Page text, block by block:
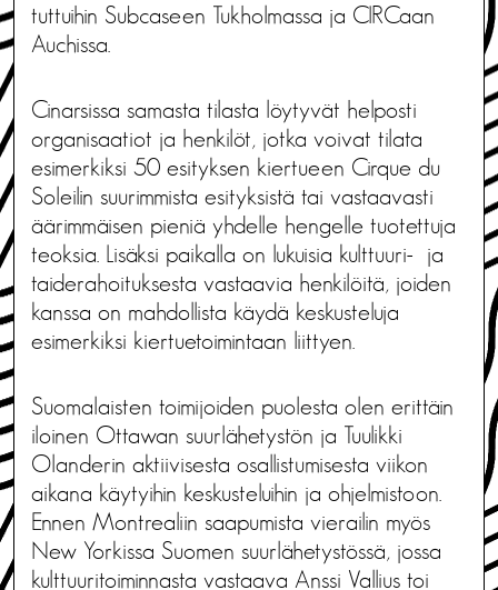
tuttuihin Subcaseen Tukholmassa ja CIRCaan
Auchissa.
Cinarsissa samasta tilasta löytyvät helposti
organisaatiot ja henkilöt, jotka voivat tilata
esimerkiksi 50 esityksen kiertueen Cirque du
Soleilin suurimmista esityksistä tai vastaavasti
äärimmäisen pieniä yhdelle hengelle tuotettuja
teoksia. Lisäksi paikalla on lukuisia kulttuuri- ja
taiderahoituksesta vastaavia henkilöitä, joiden
kanssa on mahdollista käydä keskusteluja
esimerkiksi kiertuetoimintaan liittyen.
Suomalaisten toimijoiden puolesta olen erittäin
iloinen Ottawan suurlähetystön ja Tuulikki
Olanderin aktiivisesta osallistumisesta viikon
aikana käytyihin keskusteluihin ja ohjelmistoon.
Ennen Montrealiin saapumista vierailin myös
New Yorkissa Suomen suurlähetystössä, jossa
kulttuuritoiminnasta vastaava Anssi Vallius toi